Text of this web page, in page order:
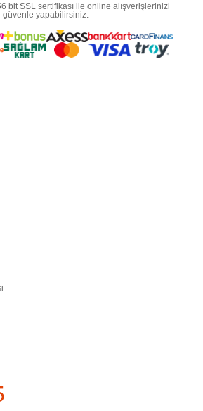
bit SSL sertifikası ile online alışverişlerinizi
güvenle yapabilirsiniz.